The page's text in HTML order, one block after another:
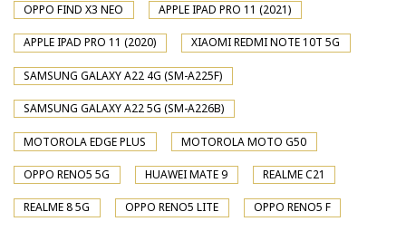
OPPO FIND X3 NEO APPLE IPAD PRO 11 (2021)
APPLE IPAD PRO 11 (2020) XIAOMI REDMI NOTE 10T 5G
SAMSUNG GALAXY A22 4G (SM-A225F)
SAMSUNG GALAXY A22 5G (SM-A226B)
MOTOROLA EDGE PLUS MOTOROLA MOTO G50
OPPO RENO5 5G HUAWEI MATE 9 REALME C21
REALME 8 5G OPPO RENO5 LITE OPPO RENO5 F